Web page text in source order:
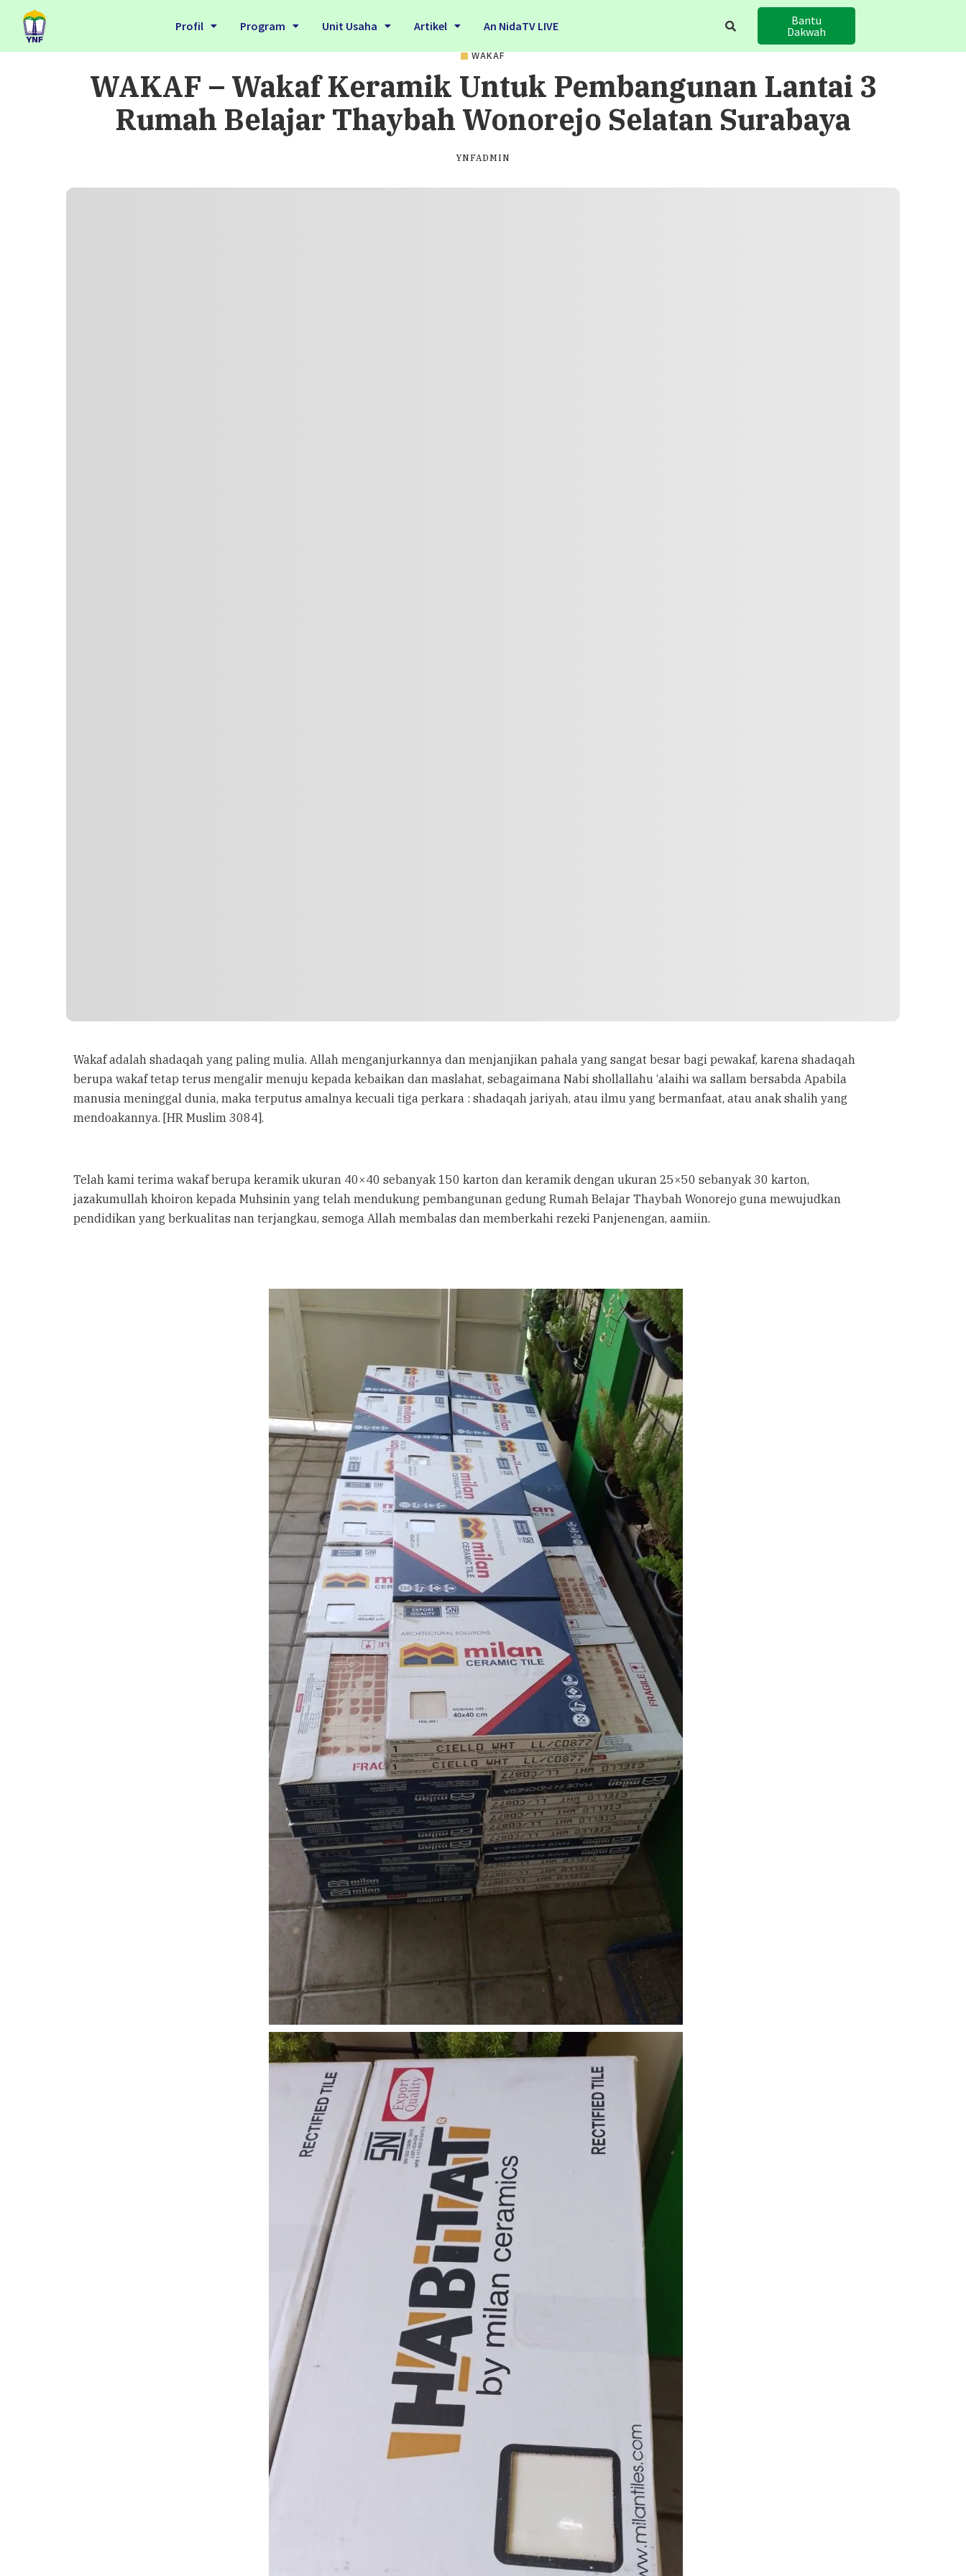
Profil Program Unit Usaha Artikel An NidaTV LIVE
Bantu
Dakwah
WAKAF
WAKAF – Wakaf Keramik Untuk Pembangunan Lantai 3
Rumah Belajar Thaybah Wonorejo Selatan Surabaya
YNFADMIN
Wakaf adalah shadaqah yang paling mulia. Allah menganjurkannya dan menjanjikan pahala yang sangat besar bagi pewakaf, karena shadaqah
berupa wakaf tetap terus mengalir menuju kepada kebaikan dan maslahat, sebagaimana Nabi shollallahu ‘alaihi wa sallam bersabda Apabila
manusia meninggal dunia, maka terputus amalnya kecuali tiga perkara : shadaqah jariyah, atau ilmu yang bermanfaat, atau anak shalih yang
mendoakannya. [HR Muslim 3084].
Telah kami terima wakaf berupa keramik ukuran 40×40 sebanyak 150 karton dan keramik dengan ukuran 25×50 sebanyak 30 karton,
jazakumullah khoiron kepada Muhsinin yang telah mendukung pembangunan gedung Rumah Belajar Thaybah Wonorejo guna mewujudkan
pendidikan yang berkualitas nan terjangkau, semoga Allah membalas dan memberkahi rezeki Panjenengan, aamiin.